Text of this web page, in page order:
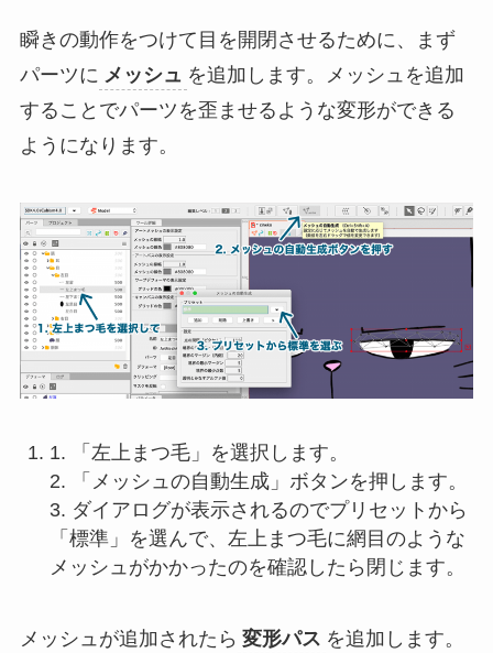
瞬きの動作をつけて目を開閉させるために、まず
パーツに メッシュ を追加します。メッシュを追加
することでパーツを歪ませるような変形ができる
ようになります。
1. 「左上まつ毛」を選択します。
2. 「メッシュの自動生成」ボタンを押します。
3. ダイアログが表示されるのでプリセットから
「標準」を選んで、左上まつ毛に網目のような
メッシュがかかったのを確認したら閉じます。
メッシュが追加されたら 変形パス を追加します。